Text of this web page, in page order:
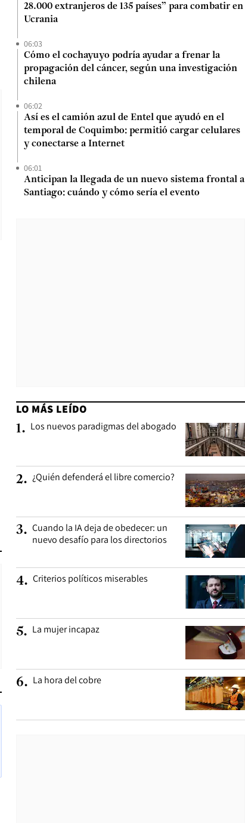
28.000 extranjeros de 135 países” para combatir en
Ucrania
06:03
Cómo el cochayuyo podría ayudar a frenar la
propagación del cáncer, según una investigación
chilena
06:02
Así es el camión azul de Entel que ayudó en el
temporal de Coquimbo: permitió cargar celulares
y conectarse a Internet
06:01
Anticipan la llegada de un nuevo sistema frontal a
Santiago: cuándo y cómo sería el evento
LO MÁS LEÍDO
1. Los nuevos paradigmas del abogado
2. ¿Quién defenderá el libre comercio?
3. Cuando la IA deja de obedecer: un
nuevo desafío para los directorios
4. Criterios políticos miserables
5. La mujer incapaz
6. La hora del cobre